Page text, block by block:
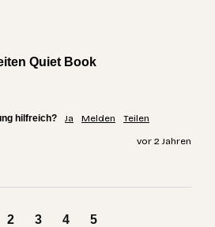
Quiet Book
hilfreich? Ja Melden Teilen
vor 2 Jahren
2 3 4 5